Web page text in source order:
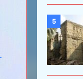
5